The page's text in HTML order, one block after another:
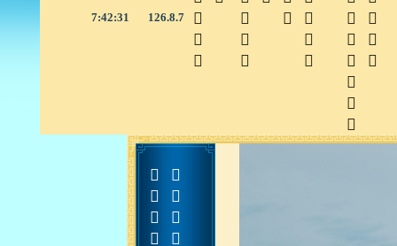
7:42:31 126.8.7